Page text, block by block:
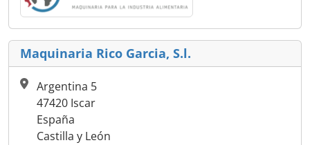
Maquinaria Rico Garcia, S.l.
Argentina 5
47420 Iscar
España
Castilla y León